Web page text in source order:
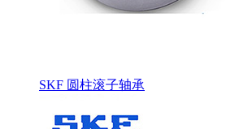
SKF 圆柱滚子轴承